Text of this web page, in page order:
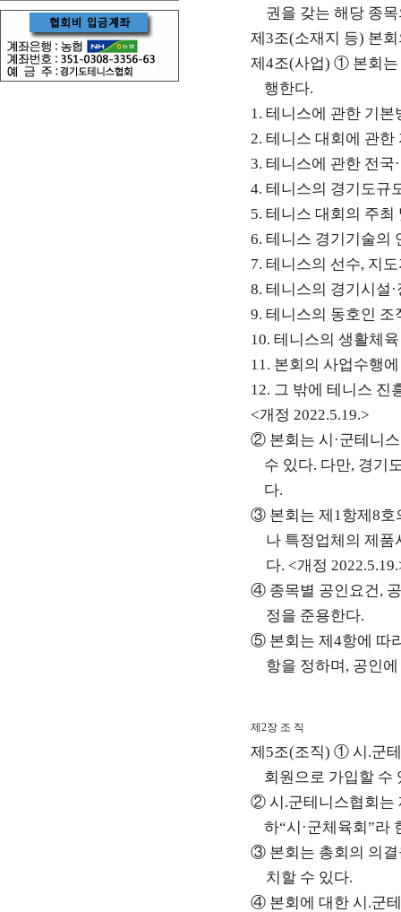
권을 갖는 해당 종
제3조(소재지 등) 본
제4조(사업) ① 본회
행한다.
1. 테니스에 관한 기본
2. 테니스 대회에 관한
3. 테니스에 관한 전국·
4. 테니스의 경기도규
5. 테니스 대회의 주최
6. 테니스 경기기술의
7. 테니스의 선수, 지
8. 테니스의 경기시설 ·
9. 테니스의 동호인 조
10. 테니스의 생활체
11. 본회의 사업수행
12. 그 밖에 테니스 진
<개정 2022.5.19.>
② 본회는 시 ·군테니
수 있다. 다만, 경기
다.
③ 본회는 제 1항제8호
나 특정업체의 제
다. <개정
④ 종목별 공인요건,
정을 준용한다.
⑤ 본회는 제4항에 따
항을 정하며 , 공인
제 2장 조 직
제 5조(조직) ① 시 .군
회원으로 가입할 수
② 시 .군테니스협회는
하“시 ·군체육회”라
③ 본회는 총회의 의
치할 수 있다.
④ 본회에 대한 시 .군